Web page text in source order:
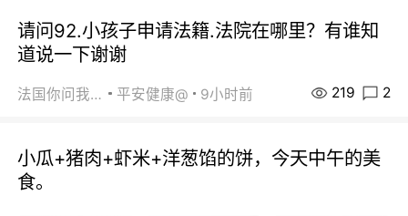
请问92.小孩子申请法籍.法院在哪里？有谁知
道说一下谢谢
法国你问我答 平安健康@ 9小时前 219 2
小瓜+猪肉+虾米+洋葱馅的饼，今天中午的美
食。